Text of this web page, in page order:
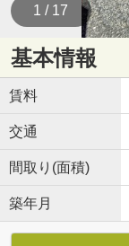
1 / 17
基本情報
賃料
交通
間取り(面積)
築年月